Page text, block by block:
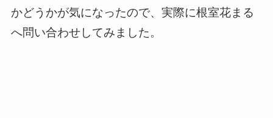
かどうかが気になったので、実際に根室花まる
へ問い合わせしてみました。